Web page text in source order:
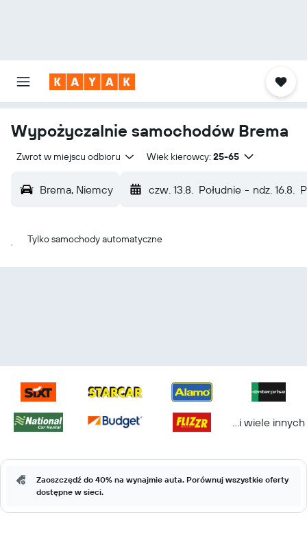
Wypożyczalnie samochodów Brema
Zwrot w miejscu odbioru Wiek kierowcy: 25-65
Brema, Niemcy czw. 13.8. Południe - ndz. 16.8.
Tylko samochody automatyczne
...i wiele innych
Zaoszczędź do 40% na wynajmie auta. Porównuj wszystkie oferty
dostępne w sieci.